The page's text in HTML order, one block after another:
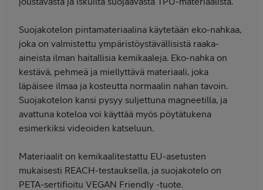
Suojakotelon pintamateriaalina käytetään eko-nahkaa,
joka on valmistettu ympäristöystävällisistä raaka-
aineista ilman haitallisia kemikaaleja. Eko-nahka on
kestävä, pehmeä ja miellyttävä materiaali, joka
läpäisee ilmaa ja kosteutta normaalin nahan tavoin.
Suojakotelon kansi pysyy suljettuna magneetilla, ja
avattuna koteloa voi käyttää myös pöytätukena
esimerkiksi videoiden katseluun.
Materiaalit on kemikaalitestattu EU-asetusten
mukaisesti REACH-testauksella, ja suojakotelo on
PETA-sertifioitu VEGAN Friendly -tuote.